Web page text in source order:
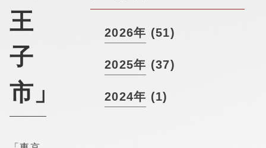
王
子
市」
2026年 (51)
2025年 (37)
2024年 (1)